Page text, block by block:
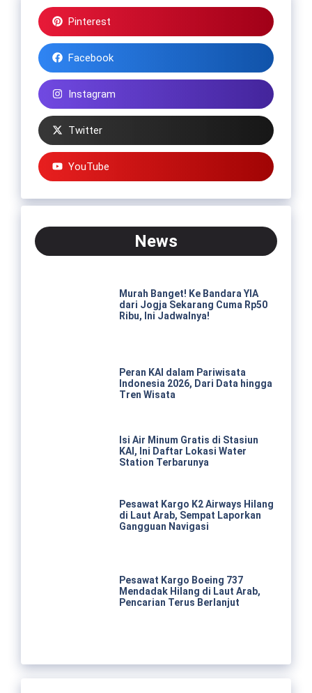
Pinterest
Facebook
Instagram
Twitter
YouTube
News
Murah Banget! Ke Bandara YIA
dari Jogja Sekarang Cuma Rp50
Ribu, Ini Jadwalnya!
Peran KAI dalam Pariwisata
Indonesia 2026, Dari Data hingga
Tren Wisata
Isi Air Minum Gratis di Stasiun
KAI, Ini Daftar Lokasi Water
Station Terbarunya
Pesawat Kargo K2 Airways Hilang
di Laut Arab, Sempat Laporkan
Gangguan Navigasi
Pesawat Kargo Boeing 737
Mendadak Hilang di Laut Arab,
Pencarian Terus Berlanjut